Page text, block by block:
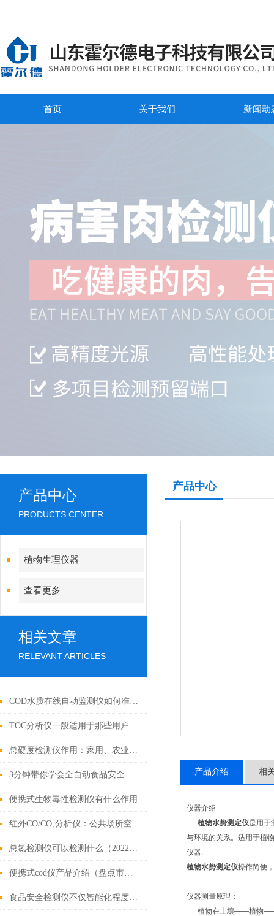
首页 关于我们 新闻动
产品中心
PRODUCTS CENTER
植物生理仪器
查看更多
相关文章
RELEVANT ARTICLES
COD水质在线自动监测仪如何准确测量水中的COD含量？
TOC分析仪一般适用于那些用户群体
总硬度检测仪作用：家用、农业工业应用、环境监测等
3分钟带你学会全自动食品安全检测仪的使用
便携式生物毒性检测仪有什么作用
红外CO/CO₂分析仪：公共场所空气质量守护的隐形卫士
总氮检测仪可以检测什么（2022总氮检测仪全新上市）
便携式cod仪产品介绍（盘点市场上好用的便携式cod仪）
食品安全检测仪不仅智能化程度高，而且测量准确
产品中心
产品介绍 相
仪器介绍
植物水势测定仪是用于
与环境的关系。适用于植
仪器.
植物水势测定仪操作简便
仪器测量原理：
植物在土壤——植物——大